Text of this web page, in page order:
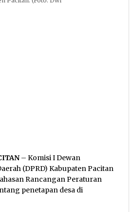
– Komisi I Dewan
(DPRD) Kabupaten Pacitan
Rancangan Peraturan
penetapan desa di